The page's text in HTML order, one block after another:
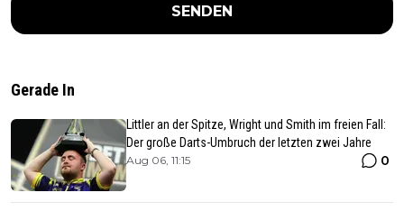
SENDEN
Gerade In
Littler an der Spitze, Wright und Smith im freien Fall:
Der große Darts-Umbruch der letzten zwei Jahre
Aug 06, 11:15 0